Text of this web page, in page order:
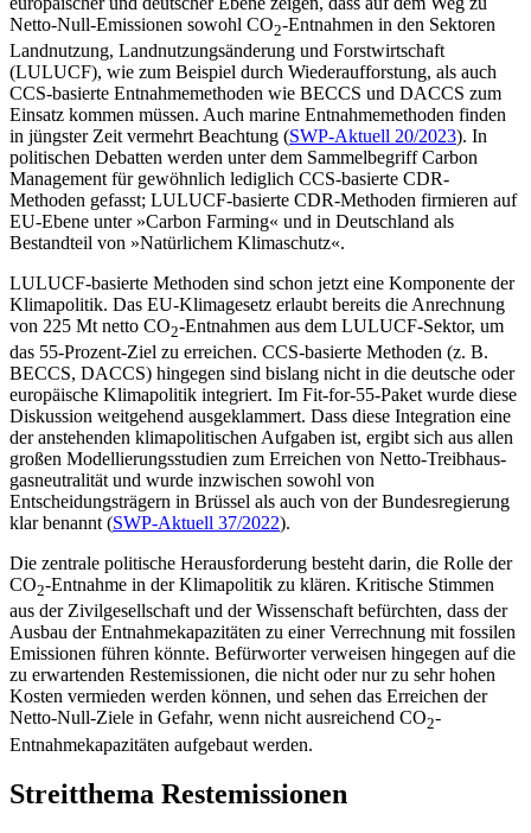
Netto-Null-Emissio­nen sowohl CO2-Entnahmen in den Sekto­ren
Landnutzung, Landnutzungsänderung und Forstwirtschaft
(LULUCF), wie zum Bei­spiel durch Wiederaufforstung, als auch
CCS-basierte Entnahmemethoden wie BECCS und DACCS zum
Einsatz kommen müssen. Auch marine Entnahmemethoden finden
in jüngster Zeit vermehrt Beachtung (SWP-Aktuell 20/2023). In
politischen Debatten werden unter dem Sammelbegriff Carbon
Management für gewöhnlich lediglich CCS-basierte CDR-
Methoden gefasst; LULUCF-basierte CDR-Methoden firmieren auf
EU‑Ebene unter »Carbon Farming« und in Deutschland als
Bestandteil von »Natür­lichem Klimaschutz«.
LULUCF-basierte Methoden sind schon jetzt eine Komponente der
Klimapolitik. Das EU-Klimagesetz erlaubt bereits die An­rechnung
von 225 Mt netto CO2-Entnahmen aus dem LULUCF-Sektor, um
das 55-Prozent-Ziel zu erreichen. CCS-basierte Methoden (z. B.
BECCS, DACCS) hingegen sind bislang nicht in die deutsche oder
europäische Klimapolitik integriert. Im Fit-for-55-Paket wurde diese
Diskussion weitgehend aus­geklammert. Dass diese Integration eine
der an­stehenden klimapolitischen Aufgaben ist, ergibt sich aus allen
großen Modellierungsstudien zum Erreichen von Netto-Treibhaus­
gasneutralität und wurde inzwischen so­wohl von
Entscheidungsträgern in Brüssel als auch von der Bundesregierung
klar be­nannt (SWP-Aktuell 37/2022).
Die zentrale politische Herausforderung besteht darin, die Rolle der
CO2-Entnahme in der Klimapolitik zu klären. Kritische Stimmen
aus der Zivilgesellschaft und der Wissen­schaft befürchten, dass der
Ausbau der Entnahmekapazitäten zu einer Verrech­nung mit fossilen
Emissionen führen könn­te. Befürworter verweisen hingegen auf die
zu erwartenden Restemissionen, die nicht oder nur zu sehr hohen
Kosten vermieden werden können, und sehen das Erreichen der
Netto-Null-Ziele in Gefahr, wenn nicht ausreichend CO2-
Entnahmekapazitäten aufgebaut werden.
Streitthema Restemissionen